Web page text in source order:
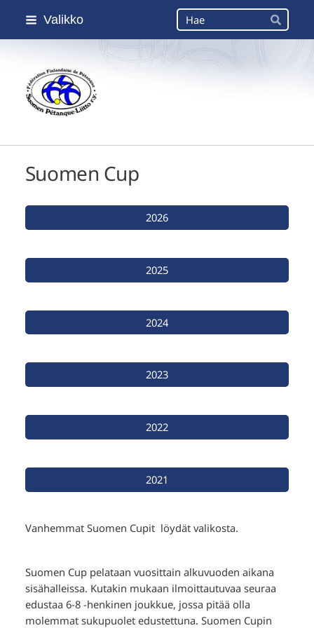
Siirry
Valikko Haku
Hae
Suomen Petanque-Liitto
Suomen Cup
2026
2025
2024
2023
2022
2021
Vanhemmat Suomen Cupit löydät valikosta.
Suomen Cup pelataan vuosittain alkuvuoden aikana
sisähalleissa. Kutakin mukaan ilmoittautuvaa seuraa
edustaa 6-8 -henkinen joukkue, jossa pitää olla
molemmat sukupuolet edustettuna. Suomen Cupin